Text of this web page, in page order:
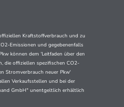
Kraftstoffverbrauch und zu
Emissionen und gegebenenfalls
können dem 'Leitfaden über den
die offiziellen spezifischen CO2-
Stromverbrauch neuer Pkw'
Verkaufsstellen und bei der
GmbH" unentgeltlich erhältlich